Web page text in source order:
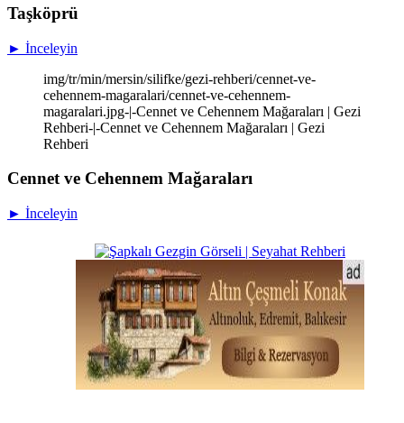
Taşköprü
► İnceleyin
img/tr/min/mersin/silifke/gezi-rehberi/cennet-ve-
cehennem-magaralari/cennet-ve-cehennem-
magaralari.jpg-|-Cennet ve Cehennem Mağaraları | Gezi
Rehberi-|-Cennet ve Cehennem Mağaraları | Gezi
Rehberi
Cennet ve Cehennem Mağaraları
► İnceleyin